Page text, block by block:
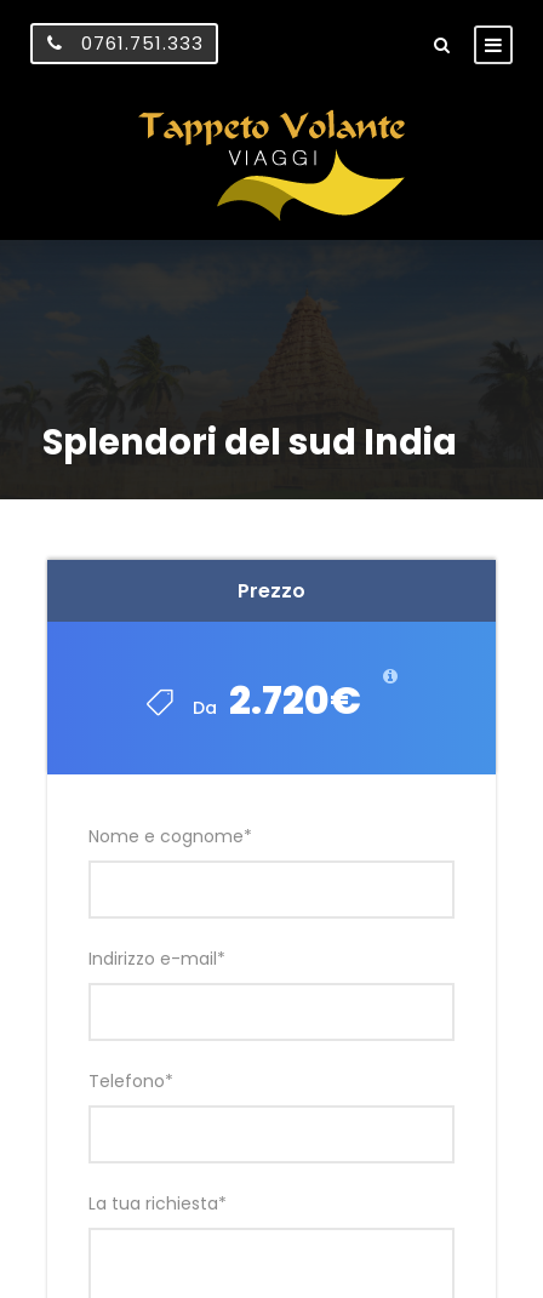
0761.751.333
Splendori del sud India
Prezzo
Da 2.720€
Nome e cognome*
Indirizzo e-mail*
Telefono*
La tua richiesta*